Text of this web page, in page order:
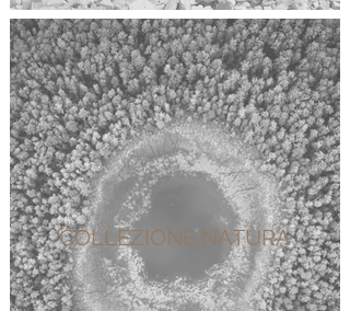
COLLEZIONE NATURA